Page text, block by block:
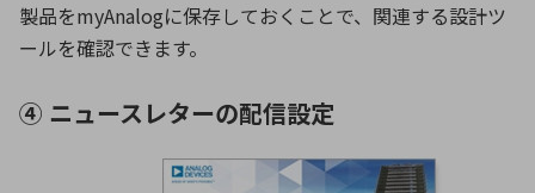
製品をmyAnalogに保存しておくことで、関連する設計ツ
ールを確認できます。
④ ニュースレターの配信設定